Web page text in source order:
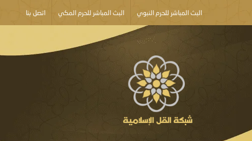
البث المباشر للحرم النبوي البث المباشر للحرم المكي اتصل بنا